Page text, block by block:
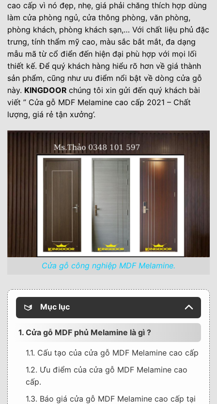
cao cấp vì nó đẹp, nhẹ, giá phải chăng thích hợp dùng
làm cửa phòng ngủ, cửa thông phòng, văn phòng,
phòng khách, phòng khách sạn,… Với chất liệu phủ đặc
trưng, tính thẩm mỹ cao, màu sắc bắt mắt, đa dạng
mẫu mã từ cổ điển đến hiện đại phù hợp với mọi lối
thiết kế. Để quý khách hàng hiểu rõ hơn về giá thành
sản phẩm, cũng như ưu điểm nổi bật về dòng cửa gỗ
này. KINGDOOR chúng tôi xin gửi đến quý khách bài
viết ” Cửa gỗ MDF Melamine cao cấp 2021 – Chất
lượng, giá rẻ tận xưởng’.
Cửa gỗ công nghiệp MDF Melamine.
Mục lục
1. Cửa gỗ MDF phủ Melamine là gì ?
1.1. Cấu tạo của cửa gỗ MDF Melamine cao cấp
1.2. Ưu điểm của cửa gỗ MDF Melamine cao
cấp.
1.3. Báo giá cửa gỗ MDF Melamine cao cấp tại